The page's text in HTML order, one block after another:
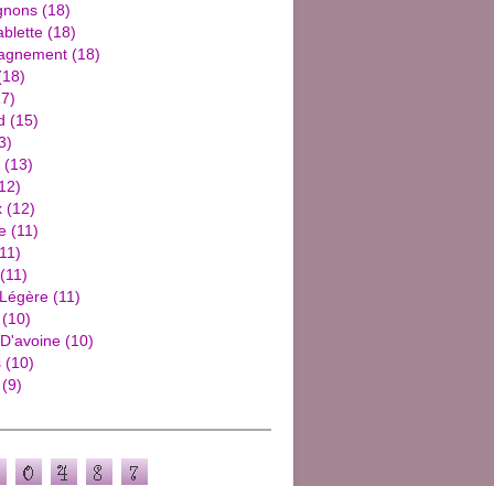
(18)
(18)
(18)
(15)
(13)
(12)
(11)
(11)
(11)
(10)
(10)
(10)
(9)